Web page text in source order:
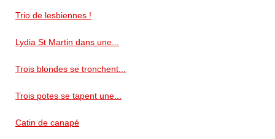
Trio de lesbiennes !
Lydia St Martin dans une...
Trois blondes se tronchent...
Trois potes se tapent une...
Catin de canapé